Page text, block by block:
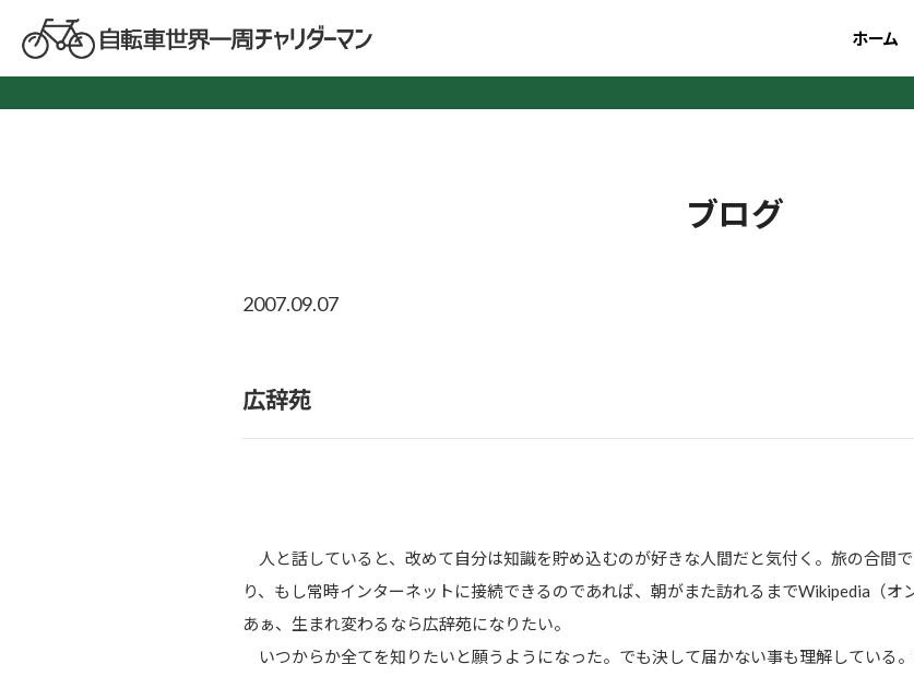
ホーム
ブログ
2007.09.07
広辞苑
人と話していると、改めて自分は知識を貯め込むのが好きな人間だと気付く。旅の合間
り、もし常時インターネットに接続できるのであれば、朝がまた訪れるまでWikipedia（オ
あぁ、生まれ変わるなら広辞苑になりたい。
いつからか全てを知りたいと願うようになった。でも決して届かない事も理解している